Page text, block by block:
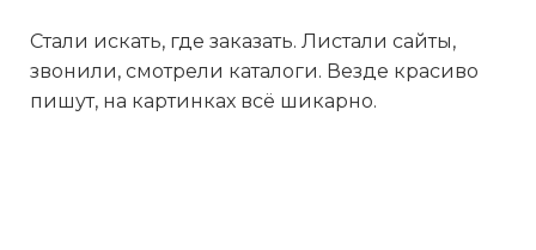
Стали искать, где заказать. Листали сайты,
звонили, смотрели каталоги. Везде красиво
пишут, на картинках всё шикарно.